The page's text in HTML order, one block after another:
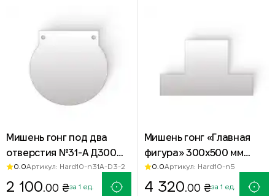
Мишень гонг под два
отверстия №31-А Д300
мм — сталь Hardox 500
0.0Артикул: Hard10-n31A-D3-2
2 100.00 ₴за 1 ед.
Мишень гонг «Главная
фигура» 300х500 мм
Hardox 500 — стальная
мишень для стрельбы
0.0Артикул: Hard10-n5
4 320.00 ₴за 1 ед.